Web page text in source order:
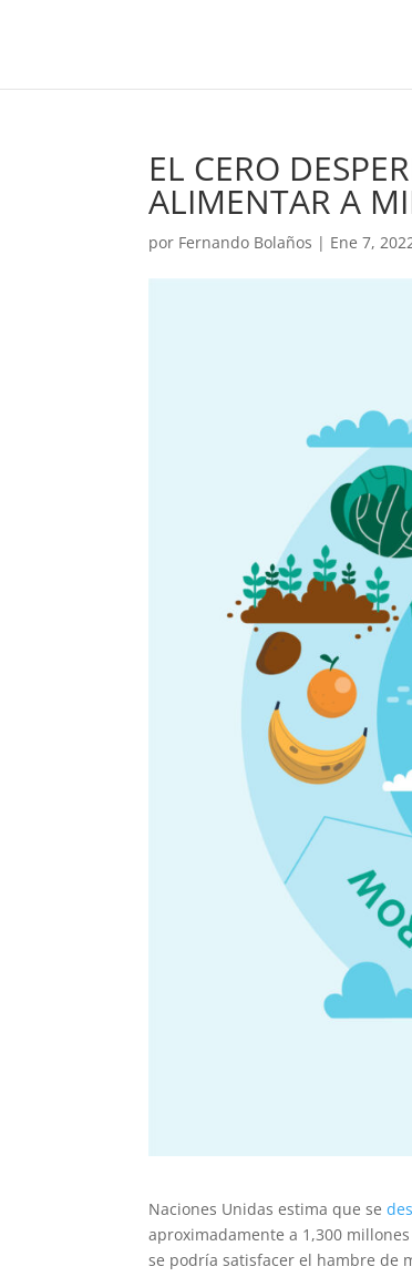
EL CERO
ALIMENTAR A
por Fernando Bolaños | Ene 7,
Naciones Unidas estima que se
aproximadamente a 1,300
se podría satisfacer el hambre de